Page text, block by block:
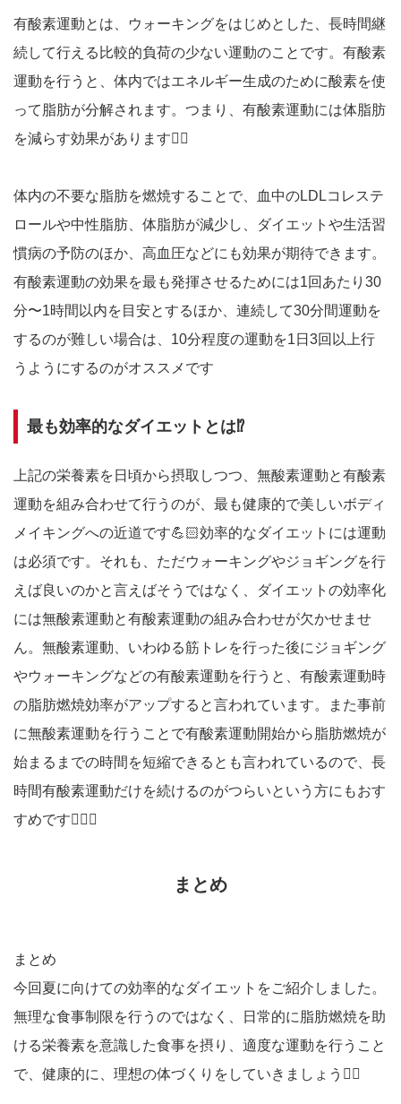
有酸素運動とは、ウォーキングをはじめとした、長時間継
続して行える比較的負荷の少ない運動のことです。有酸素
運動を行うと、体内ではエネルギー生成のために酸素を使
って脂肪が分解されます。つまり、有酸素運動には体脂肪
を減らす効果があります☝🏻
体内の不要な脂肪を燃焼することで、血中のLDLコレステ
ロールや中性脂肪、体脂肪が減少し、ダイエットや生活習
慣病の予防のほか、高血圧などにも効果が期待できます。
有酸素運動の効果を最も発揮させるためには1回あたり30
分〜1時間以内を目安とするほか、連続して30分間運動を
するのが難しい場合は、10分程度の運動を1日3回以上行
うようにするのがオススメです
最も効率的なダイエットとは⁉️
上記の栄養素を日頃から摂取しつつ、無酸素運動と有酸素
運動を組み合わせて行うのが、最も健康的で美しいボディ
メイキングへの近道です💪🏻効率的なダイエットには運動
は必須です。それも、ただウォーキングやジョギングを行
えば良いのかと言えばそうではなく、ダイエットの効率化
には無酸素運動と有酸素運動の組み合わせが欠かせませ
ん。無酸素運動、いわゆる筋トレを行った後にジョギング
やウォーキングなどの有酸素運動を行うと、有酸素運動時
の脂肪燃焼効率がアップすると言われています。また事前
に無酸素運動を行うことで有酸素運動開始から脂肪燃焼が
始まるまでの時間を短縮できるとも言われているので、長
時間有酸素運動だけを続けるのがつらいという方にもおす
すめです🙆🏻‍♀️
まとめ
まとめ
今回夏に向けての効率的なダイエットをご紹介しました。
無理な食事制限を行うのではなく、日常的に脂肪燃焼を助
ける栄養素を意識した食事を摂り、適度な運動を行うこと
で、健康的に、理想の体づくりをしていきましょう🏃‍♀️